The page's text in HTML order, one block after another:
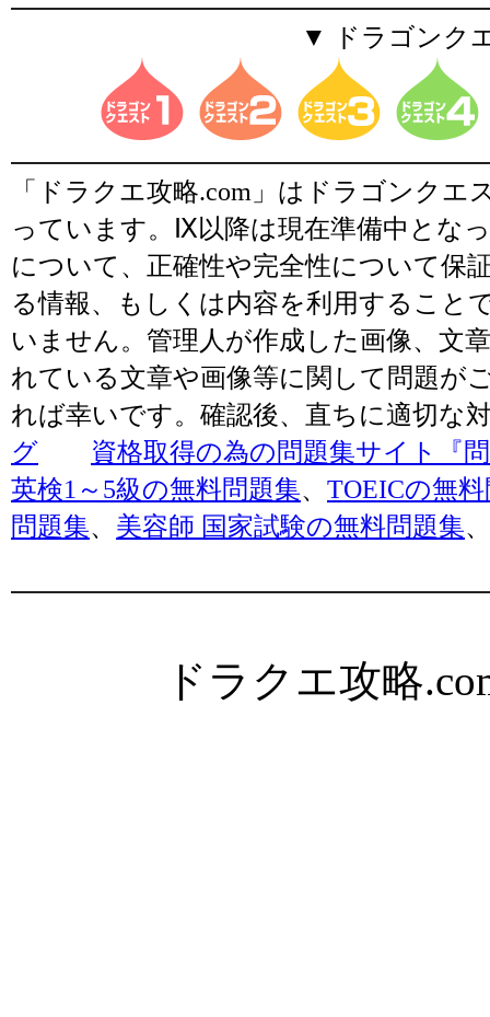
▼ ドラゴンク
「ドラクエ攻略.com」はドラゴンク
っています。Ⅸ以降は現在準備中とな
について、正確性や完全性について保
る情報、もしくは内容を利用すること
いません。管理人が作成した画像、文
れている文章や画像等に関して問題が
れば幸いです。確認後、直ちに適切な
グ
資格取得の為の問題集サイト『
英検1～5級の無料問題集、 TOEICの無
問題集、 美容師 国家試験の無料問題集、
ドラクエ攻略